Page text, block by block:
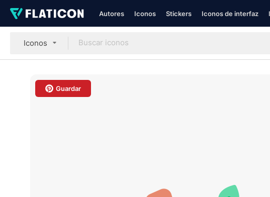
Autores Iconos Stickers Iconos de interfaz
Iconos
Guardar